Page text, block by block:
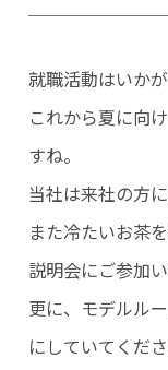
新
新卒採
就職活動はいか
これから夏に向
すね。
当社は来社の方
また冷たいお茶
説明会にご参加
更に、モデルル
にしていてくださ